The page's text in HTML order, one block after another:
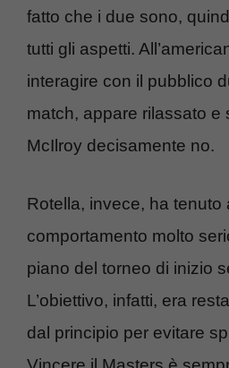
fatto che i due sono,
tutti gli aspetti.
interagire con il pubblico
match, appare rilassato e
McIlroy decisamente no.
Rotella, invece, ha tenuto
comportamento molto
piano del torneo di inizio
L’obiettivo, infatti, era
dal principio per evitare